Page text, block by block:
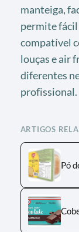
manteiga,
permite fácil
compatível
louças e air
diferentes
profissional.
ARTIGOS
Pó